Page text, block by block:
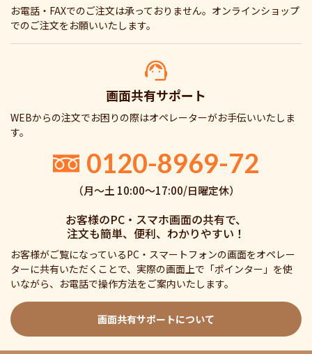
お電話・FAXでのご注文は承っておりません。オンラインショップ
でのご注文をお願いいたします。
画面共有サポート
WEBからの注文でお困りの際はオペレーターがお手伝いいたしま
す。
0120-8969-72
（月〜土 10:00〜17:00/日曜定休）
お客様のPC・スマホ画面の共有で、
注文も簡単、便利、わかりやすい！
お客様がご覧になっているPC・スマートフォンの画面をオペレー
ターに共有いただくことで、実際の画面上で「ポインター」を使
いながら、お電話で操作方法をご案内いたします。
画面共有サポートについて